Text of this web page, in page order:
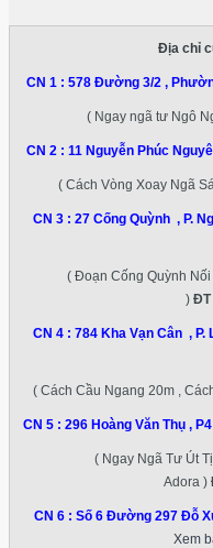
Địa chỉ
CN 1 : 578 Đường 3/2 ,
( Ngay ngã tư Ngô
CN 2 : 11 Nguyễn Phúc
( Cách Vòng Xoay Ngã
CN 3 : 27 Cống Quỳnh , P.
( Đoạn Cống Quỳnh
) ĐT
CN 4 : 784 Kha Vạn Cân , P.
( Cách Cầu Ngang 20m ,
CN 5 : 296 Hoàng Văn Thụ ,
( Ngay Ngã Tư Út
Adora )
CN 6 : Số 6 Đường 297 Đỗ
Xem